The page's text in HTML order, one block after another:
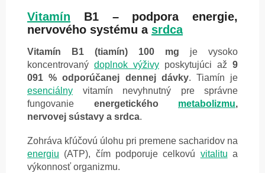
Vitamín B1 – podpora energie,
nervového systému a srdca
Vitamín B1 (tiamín) 100 mg je vysoko
koncentrovaný doplnok výživy poskytujúci až 9
091 % odporúčanej dennej dávky. Tiamín je
esenciálny vitamín nevyhnutný pre správne
fungovanie energetického metabolizmu,
nervovej sústavy a srdca.
Zohráva kľúčovú úlohu pri premene sacharidov na
energiu (ATP), čím podporuje celkovú vitalitu a
výkonnosť organizmu.